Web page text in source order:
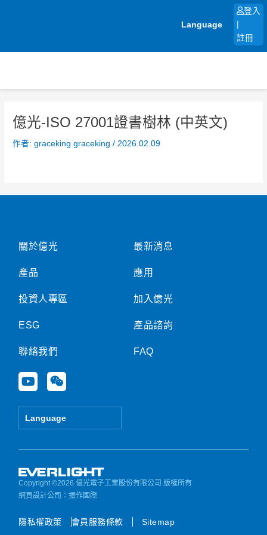
Language
登入
註冊
億光-ISO 27001證書樹林 (中英文)
作者:graceking graceking/ 2026.02.09
關於億光
產品
投資人專區
ESG
聯絡我們
Y
o
u
e
W
e
i
Language
最新消息
應用
加入億光
產品諮詢
FAQ
Copyright ©2026 億光電子工業股份有限公司 版權所有
網頁設計公司 ：振作國際
隱私權政策 會員服務條款 Sitemap